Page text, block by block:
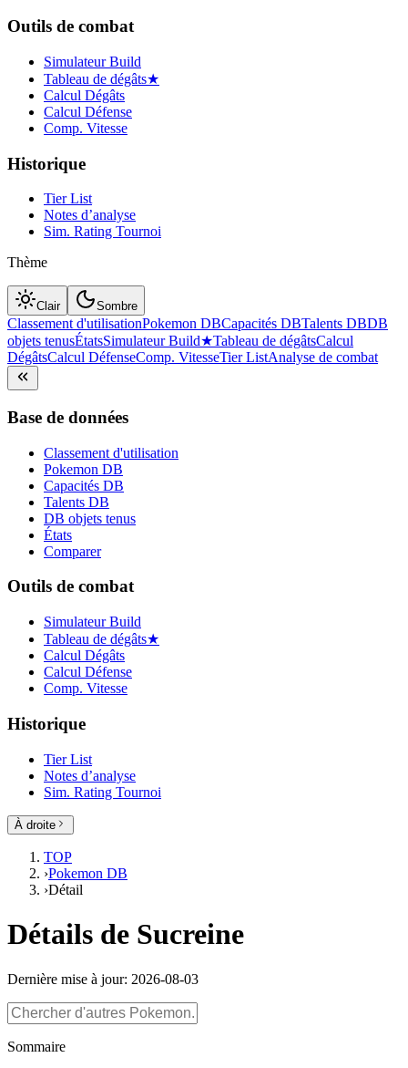
Outils de combat
Simulateur Build
Tableau de dégâts★
Calcul Dégâts
Calcul Défense
Comp. Vitesse
Historique
Tier List
Notes d’analyse
Sim. Rating Tournoi
Thème
Clair Sombre
Classement d'utilisationPokemon DBCapacités DBTalents DBDB
objets tenusÉtatsSimulateur Build★Tableau de dégâtsCalcul
DégâtsCalcul DéfenseComp. VitesseTier ListAnalyse de combat
Base de données
Classement d'utilisation
Pokemon DB
Capacités DB
Talents DB
DB objets tenus
États
Comparer
Outils de combat
Simulateur Build
Tableau de dégâts★
Calcul Dégâts
Calcul Défense
Comp. Vitesse
Historique
Tier List
Notes d’analyse
Sim. Rating Tournoi
À droite
TOP
›Pokemon DB
›Détail
Détails de Sucreine
Dernière mise à jour: 2026-08-03
Sommaire